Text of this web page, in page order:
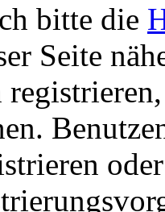
bitte die
Seite